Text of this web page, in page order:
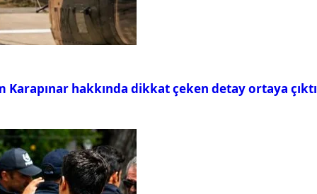
hakkında dikkat çeken detay ortaya çıktı